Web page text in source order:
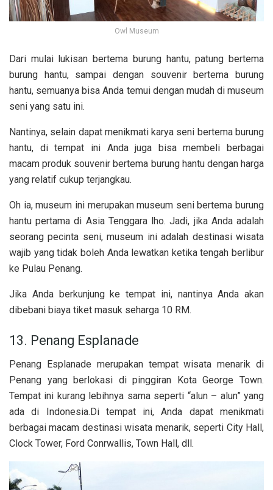
Owl Museum
Dari mulai lukisan bertema burung hantu, patung bertema
burung hantu, sampai dengan souvenir bertema burung
hantu, semuanya bisa Anda temui dengan mudah di museum
seni yang satu ini.
Nantinya, selain dapat menikmati karya seni bertema burung
hantu, di tempat ini Anda juga bisa membeli berbagai
macam produk souvenir bertema burung hantu dengan harga
yang relatif cukup terjangkau.
Oh ia, museum ini merupakan museum seni bertema burung
hantu pertama di Asia Tenggara lho. Jadi, jika Anda adalah
seorang pecinta seni, museum ini adalah destinasi wisata
wajib yang tidak boleh Anda lewatkan ketika tengah berlibur
ke Pulau Penang.
Jika Anda berkunjung ke tempat ini, nantinya Anda akan
dibebani biaya tiket masuk seharga 10 RM.
13. Penang Esplanade
Penang Esplanade merupakan tempat wisata menarik di
Penang yang berlokasi di pinggiran Kota George Town.
Tempat ini kurang lebihnya sama seperti “alun – alun” yang
ada di Indonesia.Di tempat ini, Anda dapat menikmati
berbagai macam destinasi wisata menarik, seperti City Hall,
Clock Tower, Ford Conrwallis, Town Hall, dll.